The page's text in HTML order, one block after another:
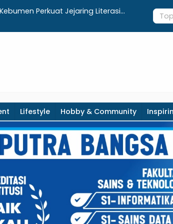
Perkuat Jejaring Literasi
Dari
Lifestyle Hobby & Community